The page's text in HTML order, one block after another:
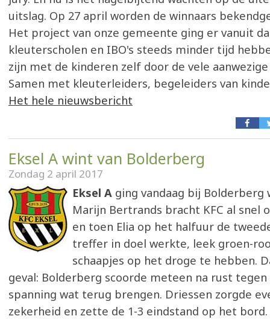
uitslag. Op 27 april worden de winnaars
Het project van onze gemeente ging er vanuit
kleuterscholen en IBO's steeds minder tijd
zijn met de kinderen zelf door de vele
Samen met kleuterleiders, begeleiders van
Het hele nieuwsbericht
Eksel A wint van Bolderberg
Zondag 2 april 2017
Eksel A ging vandaag bij Bolderberg
Marijn Bertrands bracht KFC al snel
en toen Elia op het halfuur de
treffer in doel werkte, leek groen-
schaapjes op het droge te hebben.
geval: Bolderberg scoorde meteen na rust tegen
spanning wat terug brengen. Driessen zorgde
zekerheid en zette de 1-3 eindstand op het bord.